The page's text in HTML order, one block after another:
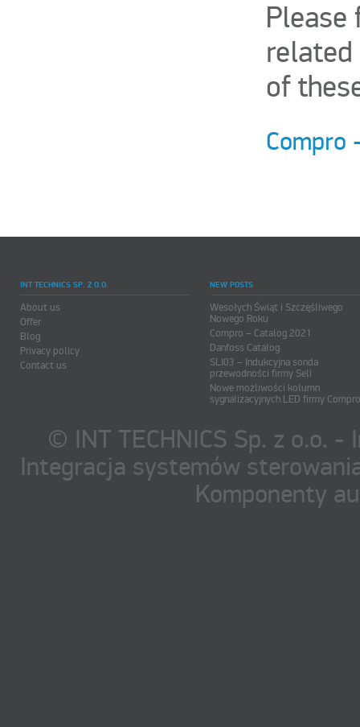
of
Compro
INT TECHNICS SP. Z O.O.
About us
Offer
Blog
Privacy policy
Contact us
NEW POSTS
Wesołych Świąt i Szczęśliwego
Nowego Roku
Compro – Catalog 2021
Danfoss Catalog
SLI03 – Indukcyjna sonda
przewodności firmy Seli
Nowe możliwości kolumn
sygnalizacyjnych LED firmy
© INT TECHNICS Sp. z o.o.
Integracja systemów
Komponenty